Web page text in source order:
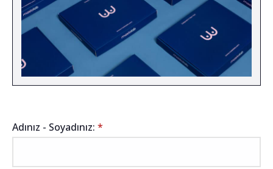
Adınız - Soyadınız: *